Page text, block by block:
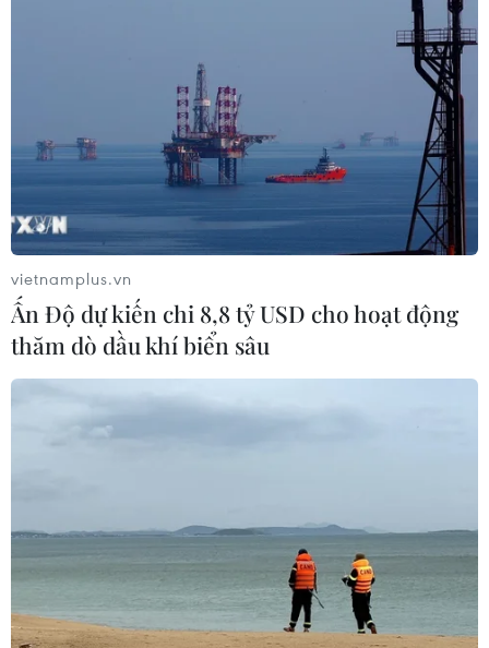
vietnamplus.vn
Ấn Độ dự kiến chi 8,8 tỷ USD cho hoạt động
thăm dò dầu khí biển sâu